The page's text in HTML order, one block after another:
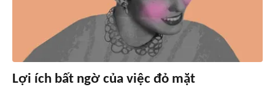
Lợi ích bất ngờ của việc đỏ mặt